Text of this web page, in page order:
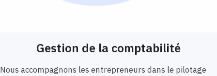
Gestion de la comptabilité
Nous accompagnons les entrepreneurs dans le pilotage